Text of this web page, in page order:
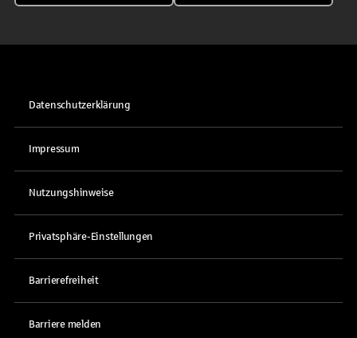
Datenschutzerklärung
Impressum
Nutzungshinweise
Privatsphäre-Einstellungen
Barrierefreiheit
Barriere melden